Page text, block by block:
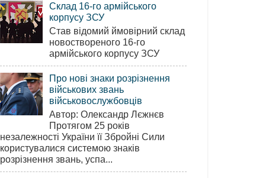
Склад 16-го армійського
корпусу ЗСУ
Став відомий ймовірний склад
новоствореного 16-го
армійського корпусу ЗСУ
Про нові знаки розрізнення
військових звань
військовослужбовців
Автор: Олександр Лєжнєв
Протягом 25 років
незалежності України її Збройні Сили
користувалися системою знаків
розрізнення звань, успа...